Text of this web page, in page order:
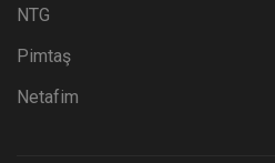
NTG
Pimtaş
Netafim